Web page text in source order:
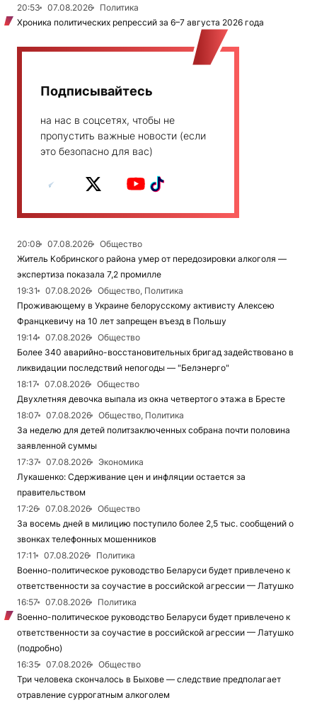
20:53
07.08.2026
Политика
Хроника политических репрессий за 6–7 августа 2026 года
Подписывайтесь
на нас в соцсетях, чтобы не
пропустить важные новости (если
это безопасно для вас)
20:08 07.08.2026
Общество
Житель Кобринского района умер от передозировки алкоголя —
экспертиза показала 7,2 промилле
19:31
07.08.2026
Общество, Политика
Проживающему в Украине белорусскому активисту Алексею
Францкевичу на 10 лет запрещен въезд в Польшу
19:14
07.08.2026
Общество
Более 340 аварийно-восстановительных бригад задействовано в
ликвидации последствий непогоды — "Белэнерго"
18:17
07.08.2026
Общество
Двухлетняя девочка выпала из окна четвертого этажа в Бресте
18:07
07.08.2026
Общество, Политика
За неделю для детей политзаключенных собрана почти половина
заявленной суммы
17:37
07.08.2026
Экономика
Лукашенко: Сдерживание цен и инфляции остается за
правительством
17:26
07.08.2026
Общество
За восемь дней в милицию поступило более 2,5 тыс. сообщений о
звонках телефонных мошенников
17:11
07.08.2026
Политика
Военно-политическое руководство Беларуси будет привлечено к
ответственности за соучастие в российской агрессии — Латушко
16:57
07.08.2026
Политика
Военно-политическое руководство Беларуси будет привлечено к
ответственности за соучастие в российской агрессии — Латушко
(подробно)
16:35
07.08.2026
Общество
Три человека скончалось в Быхове — следствие предполагает
отравление суррогатным алкоголем